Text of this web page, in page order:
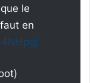
le
en